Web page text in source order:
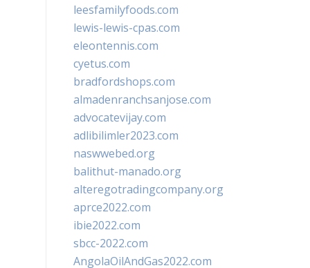
leesfamilyfoods.com
lewis-lewis-cpas.com
eleontennis.com
cyetus.com
bradfordshops.com
almadenranchsanjose.com
advocatevijay.com
adlibilimler2023.com
naswwebed.org
balithut-manado.org
alteregotradingcompany.org
aprce2022.com
ibie2022.com
sbcc-2022.com
AngolaOilAndGas2022.com